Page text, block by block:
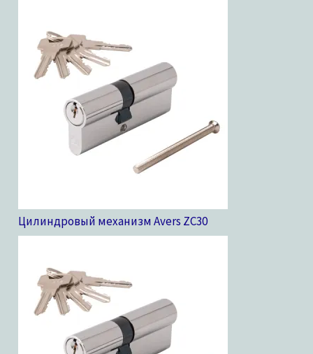
Цилиндровый механизм Avers ZC30